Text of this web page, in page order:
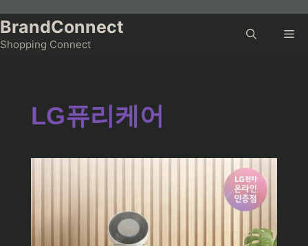
to
content
BrandConnect
Shopping Connect
LG퓨리케어